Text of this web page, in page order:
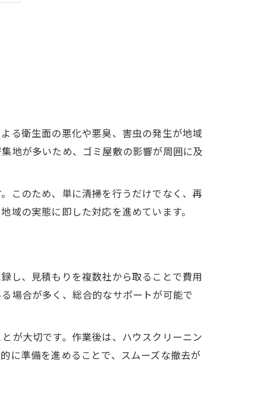
る衛生面の悪化や悪臭、害虫の発生が地域
地が多いため、ゴミ屋敷の影響が周囲に及
このため、単に清掃を行うだけでなく、再
の実態に即した対応を進めています。
し、見積もりを複数社から取ることで費用
場合が多く、総合的なサポートが可能で
が大切です。作業後は、ハウスクリーニン
に準備を進めることで、スムーズな撤去が